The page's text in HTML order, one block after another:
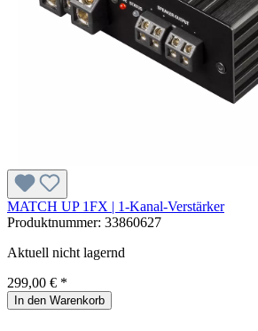
MATCH UP 1FX | 1-Kanal-Verstärker
Produktnummer: 33860627
Aktuell nicht lagernd
299,00 € *
In den Warenkorb